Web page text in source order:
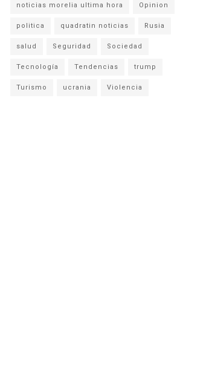
noticias morelia ultima hora Opinion
politica quadratin noticias Rusia
salud Seguridad Sociedad
Tecnología Tendencias trump
Turismo ucrania Violencia